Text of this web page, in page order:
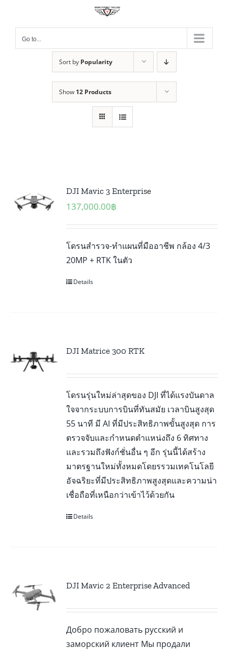
contentGo to...
Sort by Popularity
Show 12 Products
DJI Mavic 3 Enterprise
137,000.00฿
โดรนสำรวจ-ทำแผนที่มืออาชีพ กล้อง 4/3
20MP + RTK ในตัว
Details
DJI Matrice 300 RTK
โดรนรุ่นใหม่ล่าสุดของ DJI ที่ได้แรงบันดาล
ใจจากระบบการบินที่ทันสมัย เวลาบินสูงสุด
55 นาที มี AI ที่มีประสิทธิภาพขั้นสูงสุด การ
ตรวจจับและกำหนดตำแหน่งถึง 6 ทิศทาง
และรวมถึงฟังก์ชั่นอื่น ๆ อีก รุ่นนี้ได้สร้าง
มาตรฐานใหม่ทั้งหมดโดยรรวมเทคโนโลยี
อัจฉริยะที่มีประสิทธิภาพสูงสุดและความน่า
เชื่อถือที่เหนือกว่าเข้าไว้ด้วยกัน
Details
DJI Mavic 2 Enterprise Advanced
Добро пожаловать русский и
заморский клиент Мы продали